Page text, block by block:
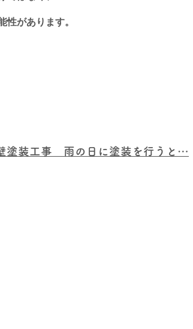
性があります。
塗装工事 雨の日に塗装を行うと…